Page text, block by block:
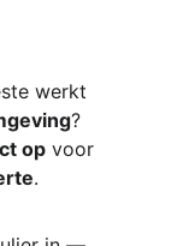
werkt
?
op voor
.